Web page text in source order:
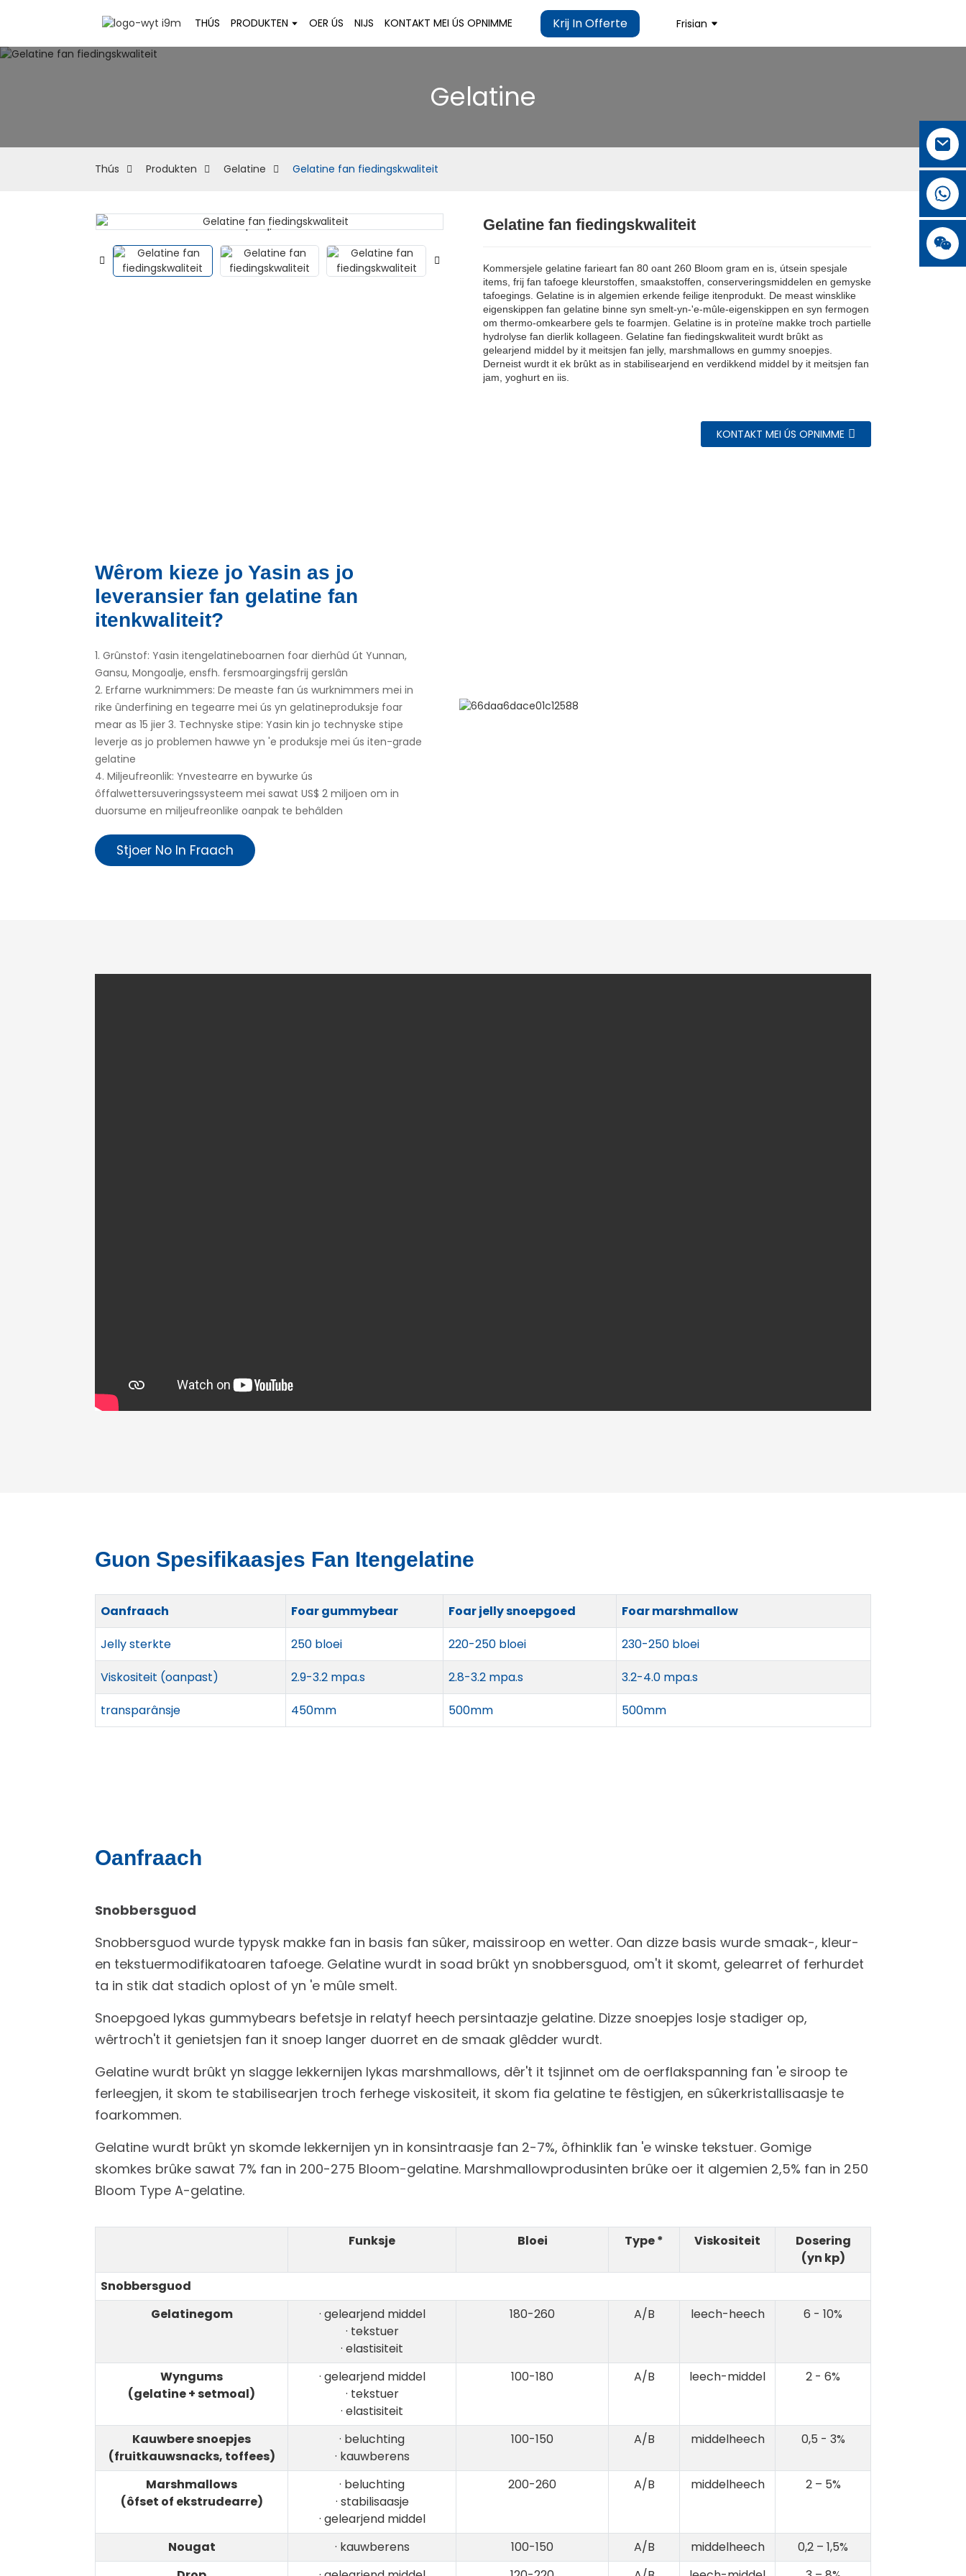
THÚS PRODUKTEN OER ÚS NIJS KONTAKT MEI ÚS OPNIMME Krij In Offerte Frisian
Gelatine
Thús Produkten Gelatine Gelatine fan fiedingskwaliteit
Loading...
Loading... Loading...
Loading...
Gelatine fan fiedingskwaliteit
Kommersjele gelatine farieart fan 80 oant 260 Bloom gram en is, útsein spesjale
items, frij fan tafoege kleurstoffen, smaakstoffen, conserveringsmiddelen en gemyske
tafoegings. Gelatine is in algemien erkende feilige itenprodukt. De meast winsklike
eigenskippen fan gelatine binne syn smelt-yn-'e-mûle-eigenskippen en syn fermogen
om thermo-omkearbere gels te foarmjen. Gelatine is in proteïne makke troch partielle
hydrolyse fan dierlik kollageen. Gelatine fan fiedingskwaliteit wurdt brûkt as
gelearjend middel by it meitsjen fan jelly, marshmallows en gummy snoepjes.
Derneist wurdt it ek brûkt as in stabilisearjend en verdikkend middel by it meitsjen fan
jam, yoghurt en iis.
KONTAKT MEI ÚS OPNIMME
Wêrom kieze jo Yasin as jo
leveransier fan gelatine fan
itenkwaliteit?
1. Grûnstof: Yasin itengelatineboarnen foar dierhûd út Yunnan,
Gansu, Mongoalje, ensfh. fersmoargingsfrij gerslân
2. Erfarne wurknimmers: De measte fan ús wurknimmers mei in
rike ûnderfining en tegearre mei ús yn gelatineproduksje foar
mear as 15 jier 3. Technyske stipe: Yasin kin jo technyske stipe
leverje as jo problemen hawwe yn 'e produksje mei ús iten-grade
gelatine
4. Miljeufreonlik: Ynvestearre en bywurke ús
ôffalwettersuveringssysteem mei sawat US$ 2 miljoen om in
duorsume en miljeufreonlike oanpak te behâlden
Stjoer No In Fraach
Guon Spesifikaasjes Fan Itengelatine
Oanfraach Foar gummybear Foar jelly snoepgoed
Foar marshmallow
Jelly sterkte
250 bloei 220-250 bloei
230-250 bloei
Viskositeit (oanpast)
2.9-3.2 mpa.s 2.8-3.2 mpa.s
3.2-4.0 mpa.s
transparânsje
450mm 500mm 500mm
Oanfraach
Snobbersguod
Snobbersguod wurde typysk makke fan in basis fan sûker, maissiroop en wetter. Oan dizze basis wurde smaak-, kleur-
en tekstuermodifikatoaren tafoege. Gelatine wurdt in soad brûkt yn snobbersguod, om't it skomt, gelearret of ferhurdet
ta in stik dat stadich oplost of yn 'e mûle smelt.
Snoepgoed lykas gummybears befetsje in relatyf heech persintaazje gelatine. Dizze snoepjes losje stadiger op,
wêrtroch't it genietsjen fan it snoep langer duorret en de smaak glêdder wurdt.
Gelatine wurdt brûkt yn slagge lekkernijen lykas marshmallows, dêr't it tsjinnet om de oerflakspanning fan 'e siroop te
ferleegjen, it skom te stabilisearjen troch ferhege viskositeit, it skom fia gelatine te fêstigjen, en sûkerkristallisaasje te
foarkommen.
Gelatine wurdt brûkt yn skomde lekkernijen yn in konsintraasje fan 2-7%, ôfhinklik fan 'e winske tekstuer. Gomige
skomkes brûke sawat 7% fan in 200-275 Bloom-gelatine. Marshmallowprodusinten brûke oer it algemien 2,5% fan in 250
Bloom Type A-gelatine.
Funksje Bloei Type * Viskositeit
Dosering
(yn kp)
Snobbersguod
Gelatinegom
· gelearjend middel
· tekstuer
· elastisiteit
180-260 A/B leech-heech 6 - 10%
Wyngums
(gelatine + setmoal)
· gelearjend middel
· tekstuer
· elastisiteit
100-180 A/B leech-middel 2 - 6%
Kauwbere snoepjes
(fruitkauwsnacks, toffees)
· beluchting
· kauwberens
100-150 A/B middelheech 0,5 - 3%
Marshmallows
(ôfset of ekstrudearre)
· beluchting
· stabilisaasje
· gelearjend middel
200-260 A/B middelheech 2 – 5%
Nougat · kauwberens 100-150 A/B middelheech
0,2 – 1,5%